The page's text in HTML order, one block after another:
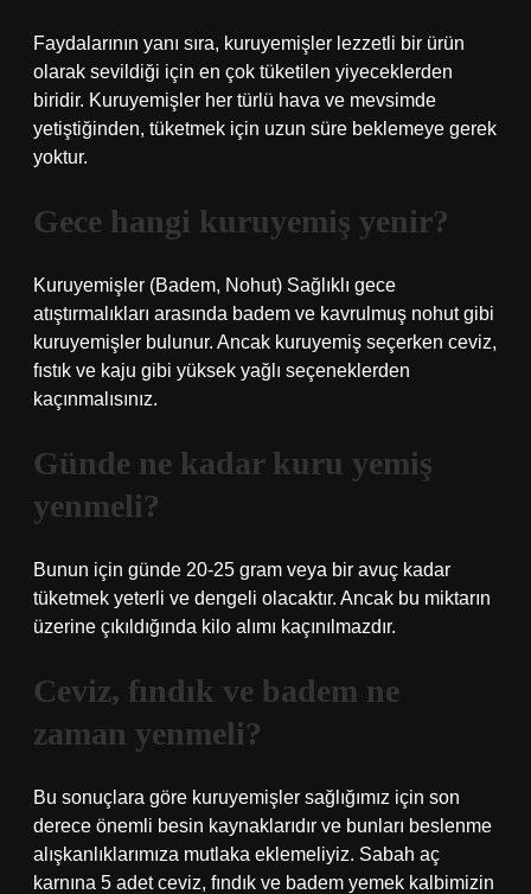
Faydalarının yanı sıra, kuruyemişler lezzetli bir ürün
olarak sevildiği için en çok tüketilen yiyeceklerden
biridir. Kuruyemişler her türlü hava ve mevsimde
yetiştiğinden, tüketmek için uzun süre beklemeye gerek
yoktur.
Gece hangi kuruyemiş yenir?
Kuruyemişler (Badem, Nohut) Sağlıklı gece
atıştırmalıkları arasında badem ve kavrulmuş nohut gibi
kuruyemişler bulunur. Ancak kuruyemiş seçerken ceviz,
fıstık ve kaju gibi yüksek yağlı seçeneklerden
kaçınmalısınız.
Günde ne kadar kuru yemiş
yenmeli?
Bunun için günde 20-25 gram veya bir avuç kadar
tüketmek yeterli ve dengeli olacaktır. Ancak bu miktarın
üzerine çıkıldığında kilo alımı kaçınılmazdır.
Ceviz, fındık ve badem ne
zaman yenmeli?
Bu sonuçlara göre kuruyemişler sağlığımız için son
derece önemli besin kaynaklarıdır ve bunları beslenme
alışkanlıklarımıza mutlaka eklemeliyiz. Sabah aç
karnına 5 adet ceviz, fındık ve badem yemek kalbimizin